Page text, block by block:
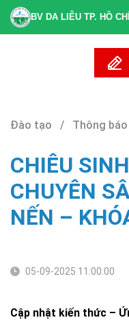
BV DA LIỄU TP. HỒ
Đào tạo / Thông báo
CHIÊU
CHUYÊN
NẾN –
05-09-2025 11:00:00
Cập nhật kiến thức –